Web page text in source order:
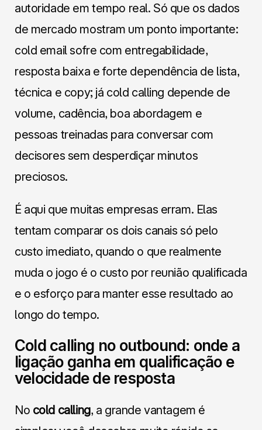
autoridade em tempo real. Só que os dados
de mercado mostram um ponto importante:
cold email sofre com entregabilidade,
resposta baixa e forte dependência de lista,
técnica e copy; já cold calling depende de
volume, cadência, boa abordagem e
pessoas treinadas para conversar com
decisores sem desperdiçar minutos
preciosos.
É aqui que muitas empresas erram. Elas
tentam comparar os dois canais só pelo
custo imediato, quando o que realmente
muda o jogo é o custo por reunião qualificada
e o esforço para manter esse resultado ao
longo do tempo.
Cold calling no outbound: onde a
ligação ganha em qualificação e
velocidade de resposta
No cold calling, a grande vantagem é